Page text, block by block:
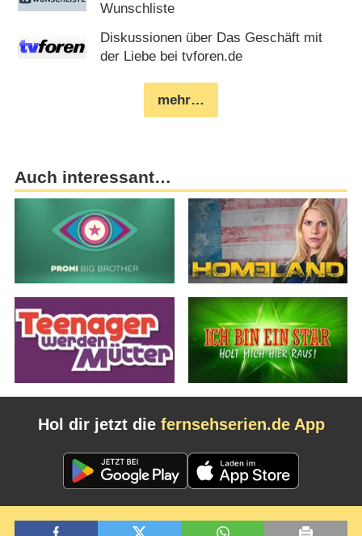
Wunschliste
Diskussionen über Das Geschäft mit
der Liebe bei tvforen.de
mehr…
Auch interessant…
Hol dir jetzt die fernsehserien.de App